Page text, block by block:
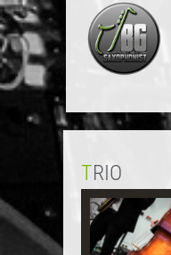
SKIP TO CONTENT
TRIO